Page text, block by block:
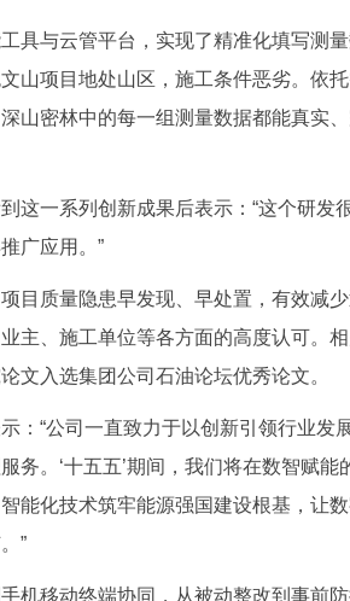
与云管平台，实现了精准化填写测量
山项目地处山区，施工条件恶劣。依
山密林中的每一组测量数据都能真实
一系列创新成果后表示：“这个研发
广应用。”
质量隐患早发现、早处置，有效减少
主、施工单位等各方面的高度认可。
文入选集团公司石油论坛优秀论文。
“公司一直致力于以创新引领行业发
务。‘十五五’期间，我们将在数智赋能
能化技术筑牢能源强国建设根基，让
”
移动终端协同，从被动整改到事前防